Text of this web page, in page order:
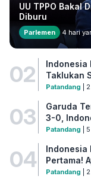
UU TPPO Bakal
Diburu
Parlemen 4 hari
02
Indonesia
Taklukan
Patandang |
03
Garuda
3-0,
Patandang |
04
Indonesia
Pertama!
Patandang |